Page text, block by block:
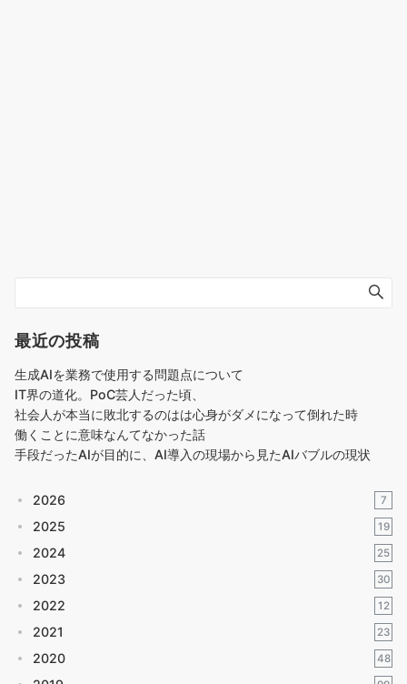
最近の投稿
生成AIを業務で使用する問題点について
IT界の道化。PoC芸人だった頃、
社会人が本当に敗北するのはは心身がダメになって倒れた時
働くことに意味なんてなかった話
手段だったAIが目的に、AI導入の現場から見たAIバブルの現状
2026 7
2025 19
2024 25
2023 30
2022 12
2021 23
2020 48